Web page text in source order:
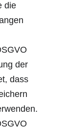
die
der
dass